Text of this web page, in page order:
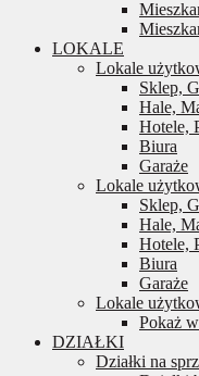
LOKALE
Lokale
Sklep,
Hale,
Hotele,
Biura
Garaże
Lokale
Sklep,
Hale,
Hotele,
Biura
Garaże
Lokale
Pokaż
DZIAŁKI
Działki na